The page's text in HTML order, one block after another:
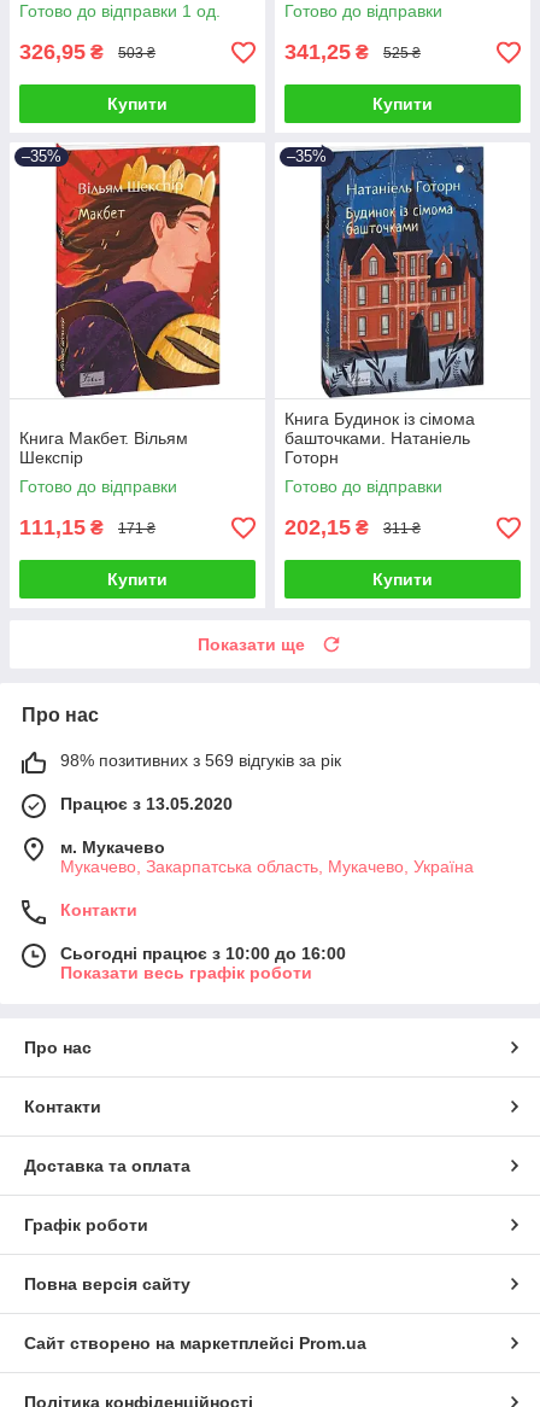
Готово до відправки 1 од.
326,95 ₴ 503 ₴
Купити
Готово до відправки
341,25 ₴ 525 ₴
Купити
–35%
Книга Макбет. Вільям
Шекспір
Готово до відправки
111,15 ₴ 171 ₴
Купити
–35%
Книга Будинок із сімома
башточками. Натаніель
Готорн
Готово до відправки
202,15 ₴ 311 ₴
Купити
Показати ще
Про нас
98% позитивних з 569 відгуків за рік
Працює з 13.05.2020
м. Мукачево
Мукачево, Закарпатська область, Мукачево, Україна
Контакти
Сьогодні працює з 10:00 до 16:00
Показати весь графік роботи
Про нас
Контакти
Доставка та оплата
Графік роботи
Повна версія сайту
Сайт створено на маркетплейсі Prom.ua
Політика конфіденційності